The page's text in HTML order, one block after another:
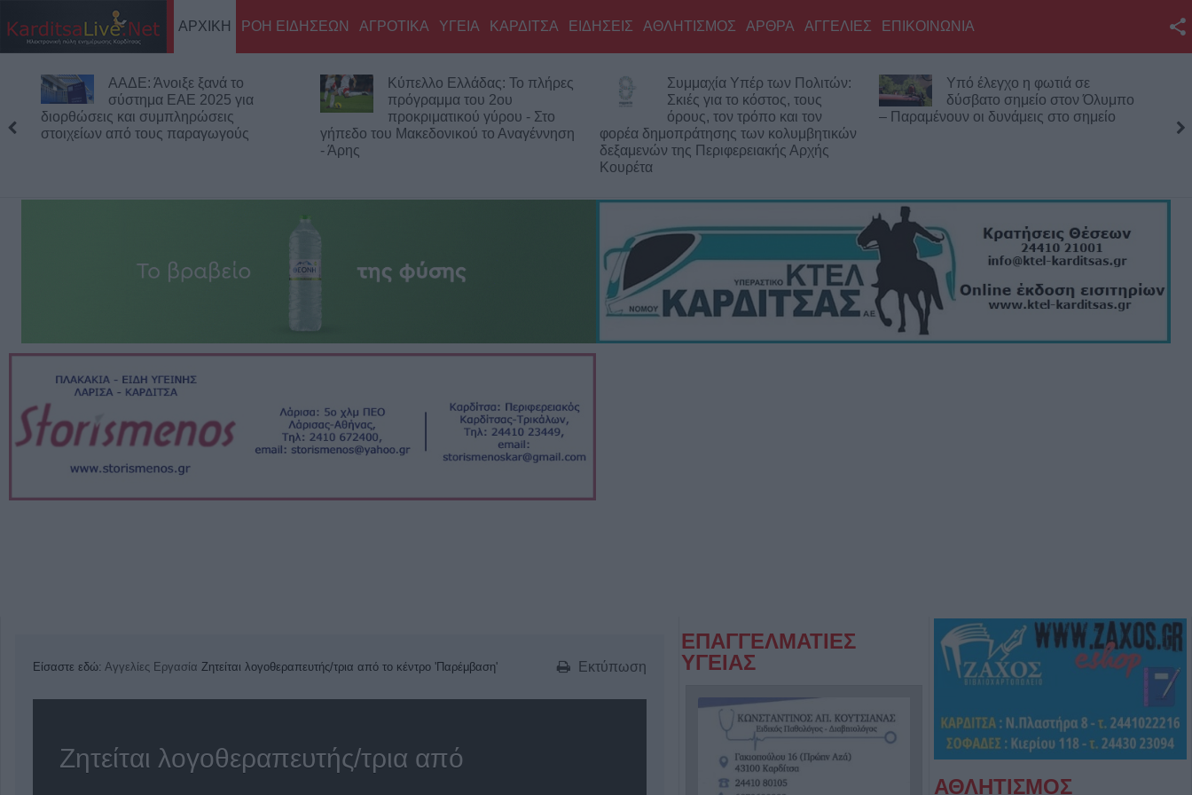
Twitter
YouTube
RSS
Επικοινωνία με το
KarditsaLive.Net
ΑΡΧΙΚΗ ΡΟΗ ΕΙΔΗΣΕΩΝ ΑΓΡΟΤΙΚΑ ΥΓΕΙΑ ΚΑΡΔΙΤΣΑ ΕΙΔΗΣΕΙΣ ΑΘΛΗΤΙΣΜΟΣ ΑΡΘΡΑ ΑΓΓΕΛΙΕΣ ΕΠΙΚΟΙΝΩΝΙΑ
ΑΑΔΕ: Άνοιξε ξανά το
σύστημα ΕΑΕ 2025 για
διορθώσεις και συμπληρώσεις
στοιχείων από τους παραγωγούς
Κύπελλο Ελλάδας: Το πλήρες
πρόγραμμα του 2ου
προκριματικού γύρου - Στο
γήπεδο του Μακεδονικού το Αναγέννηση
- Άρης
Συμμαχία Υπέρ των Πολιτών:
Σκιές για το κόστος, τους
όρους, τον τρόπο και τον
φορέα δημοπράτησης των κολυμβητικών
δεξαμενών της Περιφερειακής Αρχής
Κουρέτα
Υπό έλεγχο η φωτιά σε
δύσβατο σημείο στον Όλυμπο
– Παραμένουν οι δυνάμεις στο σημείο
Εκτύπωση
Είσαστε εδώ: Αγγελίες Εργασία Ζητείται λογοθεραπευτής/τρια από το κέντρο 'Παρέμβαση'
Ζητείται λογοθεραπευτής/τρια από
ΕΠΑΓΓΕΛΜΑΤΙΕΣ
ΥΓΕΙΑΣ
ΑΘΛΗΤΙΣΜΟΣ